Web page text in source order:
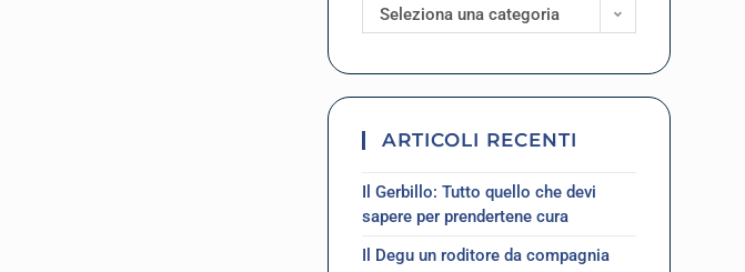
Seleziona una categoria
ARTICOLI RECENTI
Il Gerbillo: Tutto quello che devi
sapere per prendertene cura
Il Degu un roditore da compagnia